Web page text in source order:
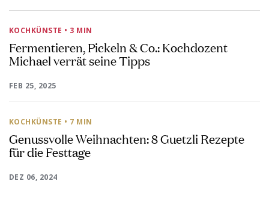
KOCHKÜNSTE • 3 MIN
Fermentieren, Pickeln & Co.: Kochdozent
Michael verrät seine Tipps
FEB 25, 2025
KOCHKÜNSTE • 7 MIN
Genussvolle Weihnachten: 8 Guetzli Rezepte
für die Festtage
DEZ 06, 2024